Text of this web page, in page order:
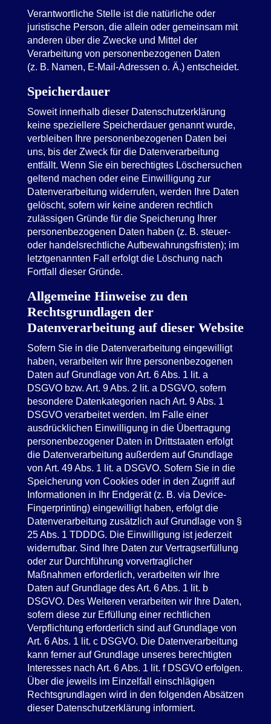
Verantwortliche Stelle ist die natürliche oder
juristische Person, die allein oder gemeinsam mit
anderen über die Zwecke und Mittel der
Verarbeitung von personenbezogenen Daten
(z. B. Namen, E-Mail-Adressen o. Ä.) entscheidet.
Speicherdauer
Soweit innerhalb dieser Datenschutzerklärung
keine speziellere Speicherdauer genannt wurde,
verbleiben Ihre personenbezogenen Daten bei
uns, bis der Zweck für die Datenverarbeitung
entfällt. Wenn Sie ein berechtigtes Löschersuchen
geltend machen oder eine Einwilligung zur
Datenverarbeitung widerrufen, werden Ihre Daten
gelöscht, sofern wir keine anderen rechtlich
zulässigen Gründe für die Speicherung Ihrer
personenbezogenen Daten haben (z. B. steuer-
oder handelsrechtliche Aufbewahrungsfristen); im
letztgenannten Fall erfolgt die Löschung nach
Fortfall dieser Gründe.
Allgemeine Hinweise zu den
Rechtsgrundlagen der
Datenverarbeitung auf dieser Website
Sofern Sie in die Datenverarbeitung eingewilligt
haben, verarbeiten wir Ihre personenbezogenen
Daten auf Grundlage von Art. 6 Abs. 1 lit. a
DSGVO bzw. Art. 9 Abs. 2 lit. a DSGVO, sofern
besondere Datenkategorien nach Art. 9 Abs. 1
DSGVO verarbeitet werden. Im Falle einer
ausdrücklichen Einwilligung in die Übertragung
personenbezogener Daten in Drittstaaten erfolgt
die Datenverarbeitung außerdem auf Grundlage
von Art. 49 Abs. 1 lit. a DSGVO. Sofern Sie in die
Speicherung von Cookies oder in den Zugriff auf
Informationen in Ihr Endgerät (z. B. via Device-
Fingerprinting) eingewilligt haben, erfolgt die
Datenverarbeitung zusätzlich auf Grundlage von §
25 Abs. 1 TDDDG. Die Einwilligung ist jederzeit
widerrufbar. Sind Ihre Daten zur Vertragserfüllung
oder zur Durchführung vorvertraglicher
Maßnahmen erforderlich, verarbeiten wir Ihre
Daten auf Grundlage des Art. 6 Abs. 1 lit. b
DSGVO. Des Weiteren verarbeiten wir Ihre Daten,
sofern diese zur Erfüllung einer rechtlichen
Verpflichtung erforderlich sind auf Grundlage von
Art. 6 Abs. 1 lit. c DSGVO. Die Datenverarbeitung
kann ferner auf Grundlage unseres berechtigten
Interesses nach Art. 6 Abs. 1 lit. f DSGVO erfolgen.
Über die jeweils im Einzelfall einschlägigen
Rechtsgrundlagen wird in den folgenden Absätzen
dieser Datenschutzerklärung informiert.